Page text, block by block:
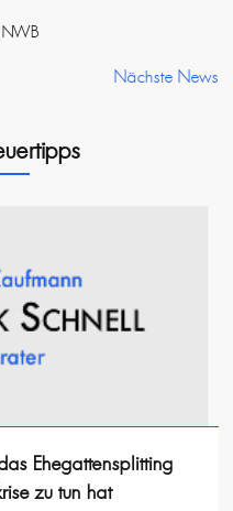
NWB
Nächste News
Ehegattensplitting
zu tun hat